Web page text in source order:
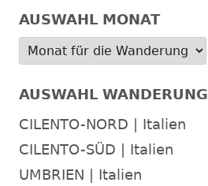
AUSWAHL MONAT
AUSWAHL WANDERUNG
CILENTO-NORD | Italien
CILENTO-SÜD | Italien
UMBRIEN | Italien